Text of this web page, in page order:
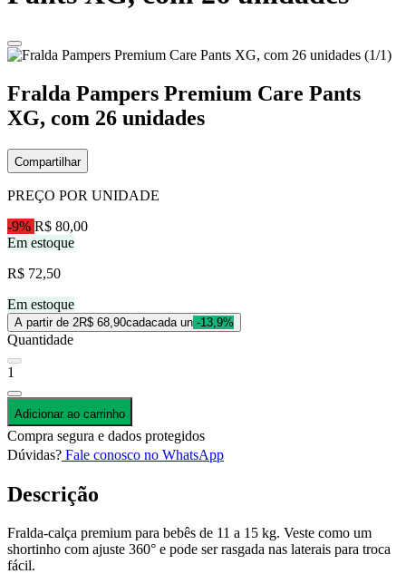
Fralda Pampers Premium Care Pants
XG, com 26 unidades
Compartilhar
PREÇO POR UNIDADE
-9% R$ 80,00
Em estoque
R$ 72,50
Em estoque
A partir de 2R$ 68,90cadacada un -13,9%
Quantidade
1
Adicionar ao carrinho
Compra segura e dados protegidos
Dúvidas? Fale conosco no WhatsApp
Descrição
Fralda-calça premium para bebês de 11 a 15 kg. Veste como um
shortinho com ajuste 360° e pode ser rasgada nas laterais para troca
fácil.